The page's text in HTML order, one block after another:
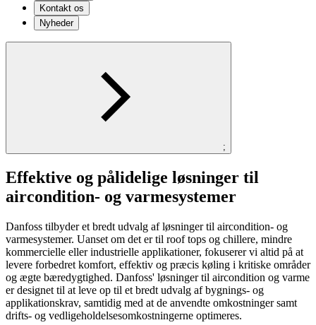
Kontakt os
Nyheder
;
Effektive og pålidelige løsninger til
aircondition- og varmesystemer
Danfoss tilbyder et bredt udvalg af løsninger til aircondition- og
varmesystemer. Uanset om det er til roof tops og chillere, mindre
kommercielle eller industrielle applikationer, fokuserer vi altid på at
levere forbedret komfort, effektiv og præcis køling i kritiske områder
og ægte bæredygtighed. Danfoss' løsninger til aircondition og varme
er designet til at leve op til et bredt udvalg af bygnings- og
applikationskrav, samtidig med at de anvendte omkostninger samt
drifts- og vedligeholdelsesomkostningerne optimeres.